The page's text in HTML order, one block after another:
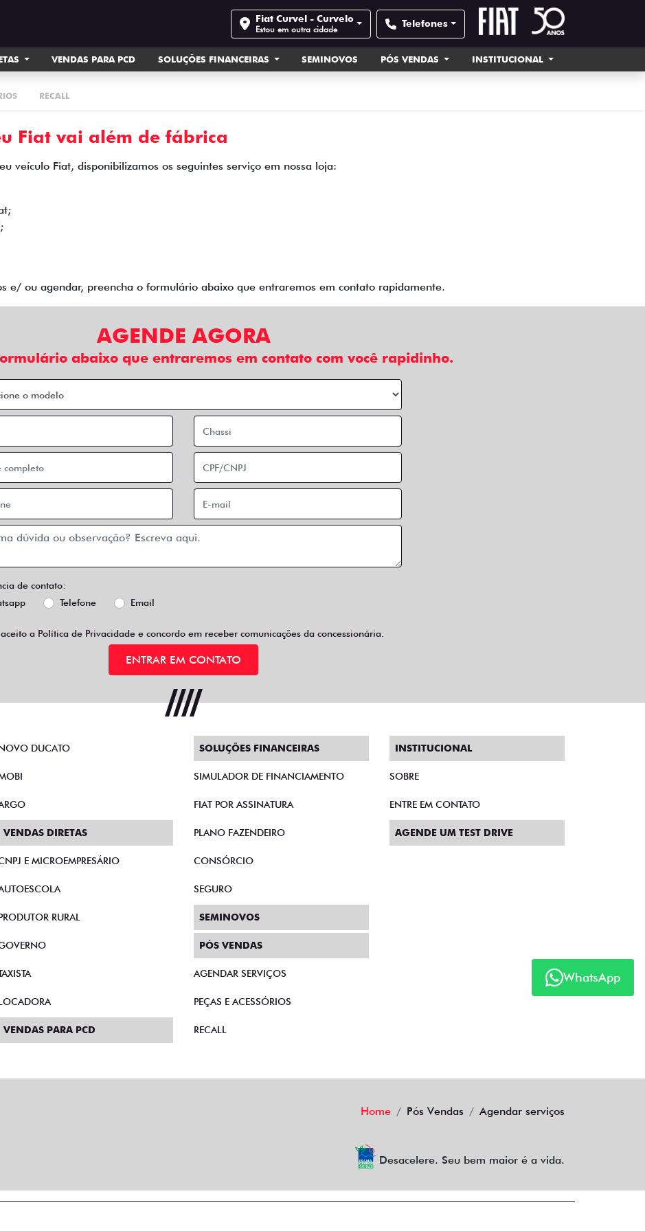
Fiat Curvel - Curvelo
Estou em outra cidade Telefones
VENDAS PARA PCD SOLUÇÕES FINANCEIRAS SEMINOVOS PÓS VENDAS INSTITUCIONAL
RECALL
Fiat vai além de fábrica
veículo Fiat, disponibilizamos os seguintes serviço em nossa loja:
e/ ou agendar, preencha o formulário abaixo que entraremos em contato rapidamente.
AGENDE AGORA
abaixo que entraremos em contato com você rapidinho.
de contato:
Telefone Email
a Política de Privacidadee concordo em receber comunicações da concessionária.
ENTRAR EM CONTATO
WhatsApp
DUCATO
VENDAS DIRETAS
E MICROEMPRESÁRIO
RURAL
VENDAS PARA PCD
SOLUÇÕES FINANCEIRAS
SIMULADOR DE FINANCIAMENTO
FIAT POR ASSINATURA
PLANO FAZENDEIRO
CONSÓRCIO
SEGURO
SEMINOVOS
PÓS VENDAS
AGENDAR SERVIÇOS
PEÇAS E ACESSÓRIOS
RECALL
INSTITUCIONAL
SOBRE
ENTRE EM CONTATO
AGENDE UM TEST DRIVE
Home Pós Vendas Agendar serviços
Desacelere. Seu bem maior é a vida.